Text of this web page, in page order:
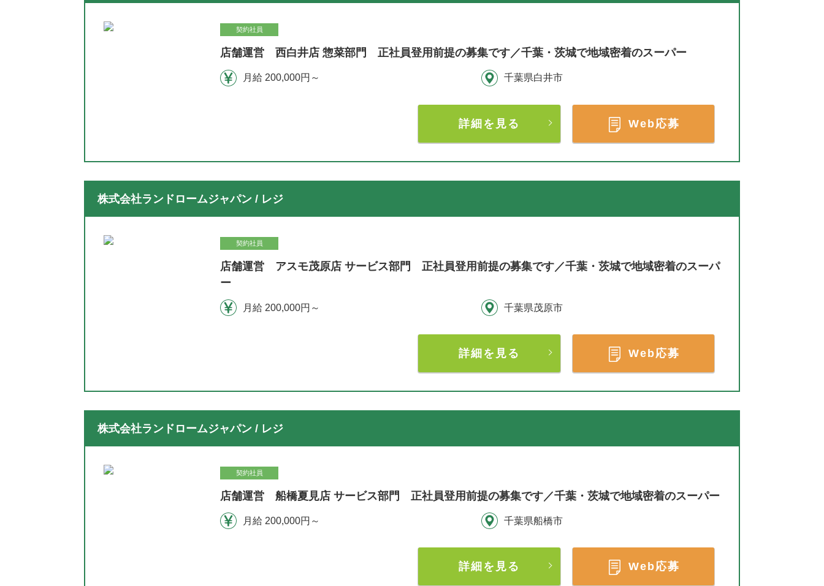
契約社員
店舗運営 西白井店 惣菜部門 正社員登用前提の募集です／千葉・茨城で地域密着のスーパー
月給 200,000円～ 千葉県白井市
詳細を見る Web応募
株式会社ランドロームジャパン / レジ
契約社員
店舗運営 アスモ茂原店 サービス部門 正社員登用前提の募集です／千葉・茨城で地域密着のスーパ
ー
月給 200,000円～ 千葉県茂原市
詳細を見る Web応募
株式会社ランドロームジャパン / レジ
契約社員
店舗運営 船橋夏見店 サービス部門 正社員登用前提の募集です／千葉・茨城で地域密着のスーパー
月給 200,000円～ 千葉県船橋市
詳細を見る Web応募